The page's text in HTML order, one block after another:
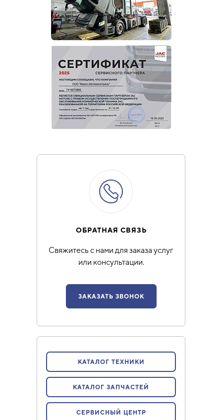
ОБРАТНАЯ СВЯЗЬ
Свяжитесь с нами для заказа услуг
или консультации.
ЗАКАЗАТЬ ЗВОНОК
КАТАЛОГ ТЕХНИКИ
КАТАЛОГ ЗАПЧАСТЕЙ
СЕРВИСНЫЙ ЦЕНТР